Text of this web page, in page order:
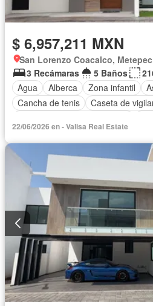
$ 6,957,211 MXN
San Lorenzo Coacalco, Metepec
3 Recámaras
5 Baños
Agua
Alberca Zona infantil
Cancha de tenis
Caseta de
Cocina integral
Cuarto de
Internet
Despacho
Azotea
Sala polivalente
Terraza
Wifi Zonas verdes
22/06/2026 en - Valisa Real Estate